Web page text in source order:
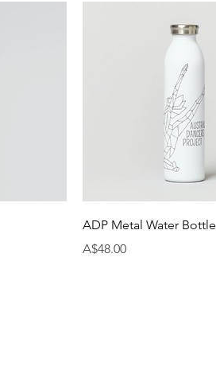
ADP Metal Water Bottle
मूल्य
A$48.00